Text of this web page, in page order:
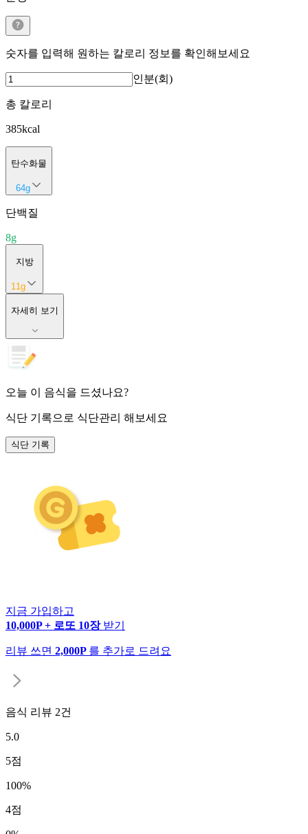
숫자를 입력해 원하는 칼로리 정보를 확인해보세요
인분(회)
총 칼로리
385kcal
탄수화물
64g
단백질
8g
지방
11 g
자세히 보기
오늘 이 음식을 드셨나요?
식단 기록으로 식단관리 해보세요
식단 기록
지금 가입하고
10,000P + 로또 10장 받기
리뷰 쓰면 2,000P 를 추가로 드려요
음식 리뷰 2건
5.0
5점
100%
4점